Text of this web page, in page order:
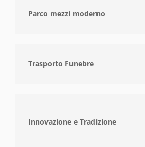
Parco mezzi moderno
Trasporto Funebre
Innovazione e Tradizione